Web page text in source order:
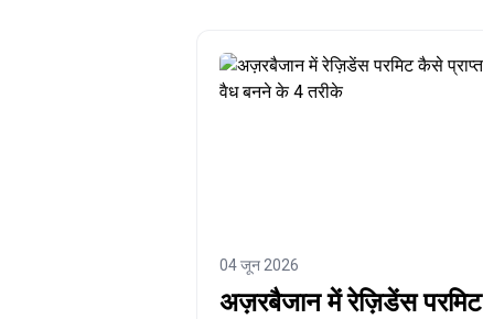
04 जून 2026
अज़रबैजान में रेज़िडेंस परमिट